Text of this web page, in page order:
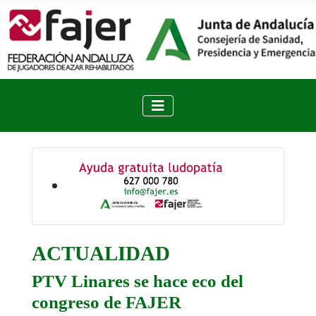
ACTUALIDAD
PTV Linares se hace eco del
congreso de FAJER